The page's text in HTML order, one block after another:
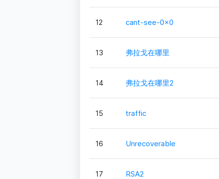
12 cant-see-0x0
13 弗拉戈在哪里
14 弗拉戈在哪里2
15 traffic
16 Unrecoverable
17 RSA2